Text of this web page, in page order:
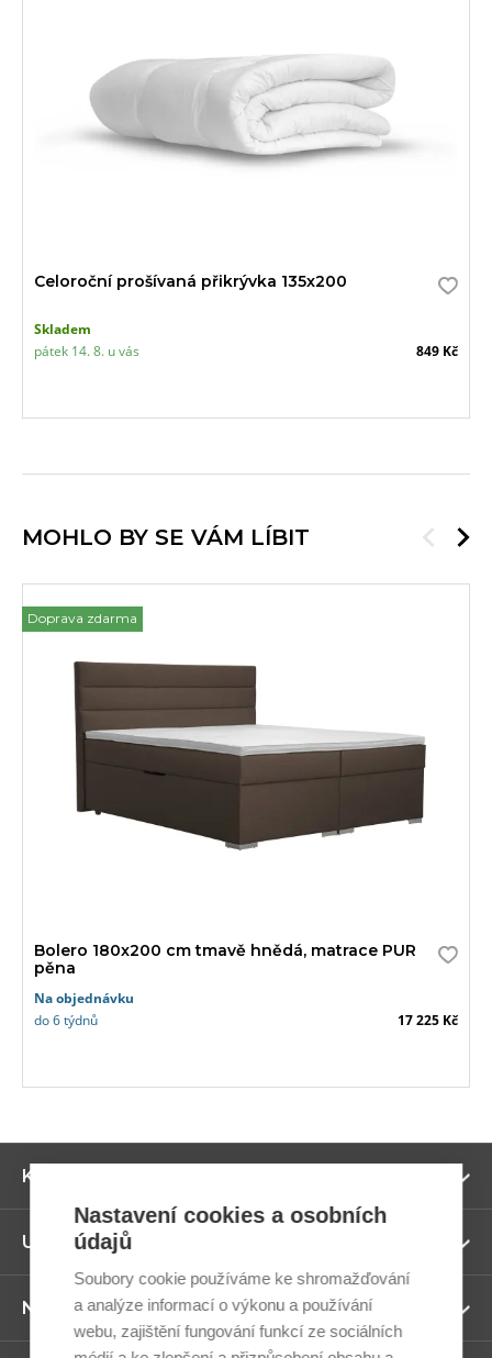
Celoroční prošívaná přikrývka 135x200
Skladem
pátek 14. 8. u vás
849 Kč
MOHLO BY SE VÁM LÍBIT
Doprava zdarma
Bolero 180x200 cm tmavě hnědá, matrace PUR
pěna
Na objednávku
do 6 týdnů
17 225 Kč
Kategorie
Užitečné odkazy
Newsletter
Nastavení cookies a osobních
údajů
Soubory cookie používáme ke shromažďování
a analýze informací o výkonu a používání
webu, zajištění fungování funkcí ze sociálních